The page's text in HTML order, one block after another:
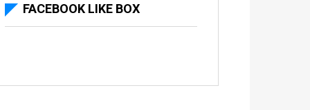
FACEBOOK LIKE BOX